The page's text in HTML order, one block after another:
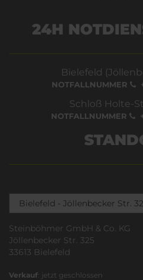
24H
Bielefeld
NOTFALLNUMMER
Schloß Holte-
NOTFALLNUMMER
Steinböhmer GmbH & Co. KG
Jöllenbecker Str. 325
33613 Bielefeld
Verkauf: jetzt geschlossen